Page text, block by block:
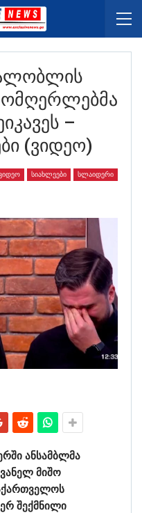
–
(ვიდეო)
ᲡᲘᲐᲮᲚᲔᲔᲑᲘ ᲡᲚᲐᲘᲓᲔᲠᲘ
ანსამბლმა
მიშო
შექმნილი